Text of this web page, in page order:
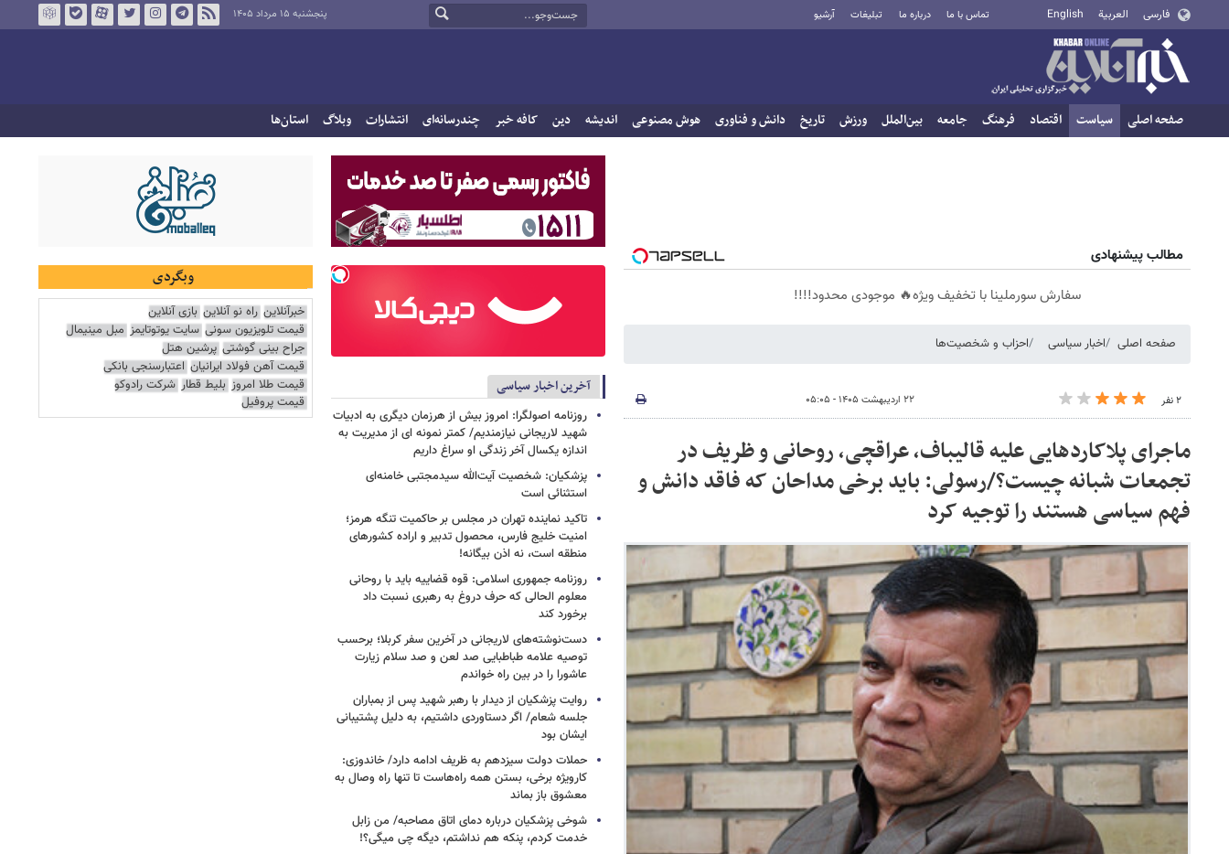
فارسی العربية English تماس با ما درباره ما تبلیغات آرشیو پنجشنبه ۱۵ مرداد ۱۴۰۵
صفحه اصلی سیاست اقتصاد فرهنگ جامعه بین‌الملل ورزش تاریخ دانش و فناوری هوش مصنوعی اندیشه دین کافه خبر چندرسانه‌ای انتشارات وبلاگ استان‌ها
مطالب پیشنهادی
سفارش سورملینا با تخفیف ویژه🔥 موجودی محدود!!!!
صفحه اصلی اخبار سیاسی احزاب و شخصیت‌ها
۲ نفر ۲۲ اردیبهشت ۱۴۰۵ - ۰۵:۰۵
ماجرای پلاکاردهایی علیه قالیباف، عراقچی، روحانی و ظریف در
تجمعات شبانه چیست؟/رسولی: باید برخی مداحان که فاقد دانش و
فهم سیاسی هستند را توجیه کرد
آخرین اخبار سیاسی
روزنامه اصولگرا: امروز بیش از هرزمان دیگری به ادبیات
شهید لاریجانی نیازمندیم/ کمتر نمونه ای از مدیریت به
اندازه یکسال آخر زندگی او سراغ داریم
پزشکیان: شخصیت آیت‌الله سیدمجتبی خامنه‌ای
استثنائی است
تاکید نماینده تهران در مجلس بر حاکمیت تنگه هرمز؛
امنیت خلیج فارس، محصول تدبیر و اراده کشورهای
منطقه است، نه اذن بیگانه!
روزنامه جمهوری اسلامی: قوه قضاییه باید با روحانی
معلوم الحالی که حرف دروغ به رهبری نسبت داد
برخورد کند
دست‌نوشته‌های لاریجانی در آخرین سفر کربلا؛ برحسب
توصیه علامه طباطبایی صد لعن و صد سلام زیارت
عاشورا را در بین راه خواندم
روایت پزشکیان از دیدار با رهبر شهید پس از بمباران
جلسه شعام/ اگر دستاوردی داشتیم، به دلیل پشتیبانی
ایشان بود
حملات دولت سیزدهم به ظریف ادامه دارد/ خاندوزی:
کارویژه برخی، بستن همه راه‌هاست تا تنها راه وصال به
معشوق باز بماند
شوخی پزشکیان درباره دمای اتاق مصاحبه/ من زابل
خدمت کردم، پنکه هم نداشتم، دیگه چی میگی؟!
وبگردی
خبرآنلاین راه نو آنلاین بازی آنلاین
قیمت تلویزیون سونی سایت یوتوتایمز مبل مینیمال
جراح بینی گوشتی پرشین هتل
قیمت آهن فولاد ایرانیان اعتبارسنجی بانکی
قیمت طلا امروز بلیط قطار شرکت رادوکو
قیمت پروفیل